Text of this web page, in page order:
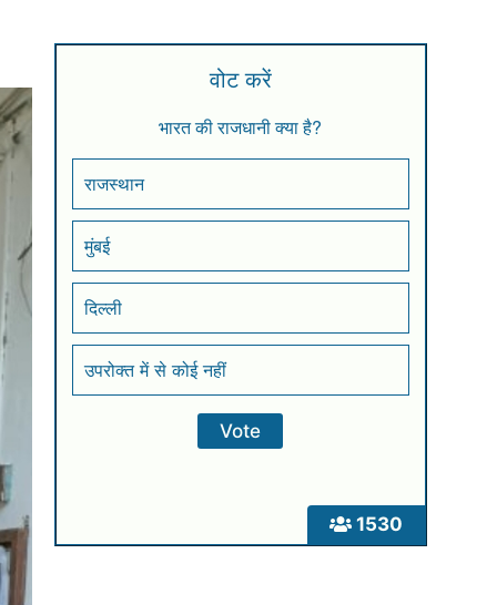
1530
वोट करें
भारत की राजधानी क्या है?
राजस्थान
मुंबई
दिल्ली
उपरोक्त में से कोई नहीं